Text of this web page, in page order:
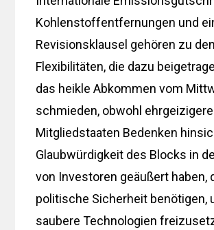
Kohlenstoffentfernungen und
Revisionsklausel gehören zu den
Flexibilitäten, die dazu
das heikle Abkommen vom
schmieden, obwohl ehrgeizigere
Mitgliedstaaten Bedenken
Glaubwürdigkeit des Blocks in
von Investoren geäußert haben,
politische Sicherheit benötigen,
saubere Technologien